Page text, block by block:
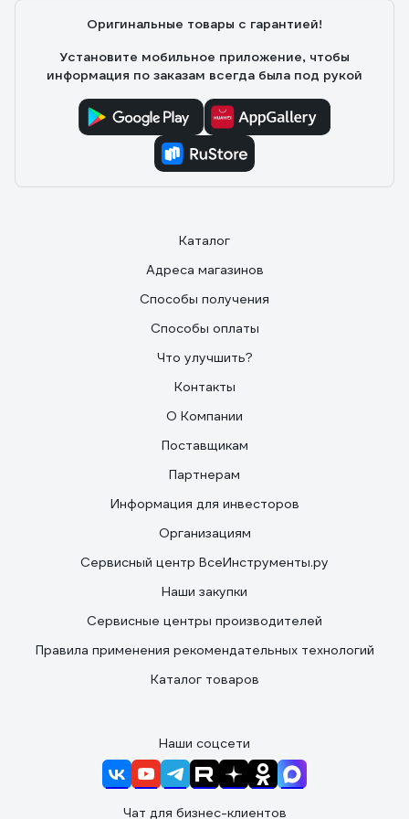
все самому. Присутствует тэн 2 кВ, но как с ним
Оригинальные товары с гарантией!
Установите мобильное приложение, чтобы
информация по заказам всегда была под рукой
Каталог
Адреса магазинов
Способы получения
Способы оплаты
Что улучшить?
Контакты
О Компании
Поставщикам
Партнерам
Информация для инвесторов
Организациям
Сервисный центр ВсеИнструменты.ру
Наши закупки
Сервисные центры производителей
Правила применения рекомендательных технологий
Каталог товаров
Наши соцсети
Чат для бизнес-клиентов